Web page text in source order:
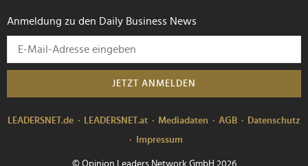
Anmeldung zu den Daily Business News
JETZT ANMELDEN
LEADERSNET.de LEADERSNET.at Mediadaten AGB
Datenschutz
Impressum